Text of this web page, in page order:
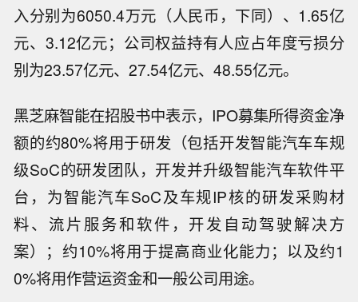
入分别为6050.4万元（人民币，下同）、1.65亿
元、3.12亿元；公司权益持有人应占年度亏损分
别为23.57亿元、27.54亿元、48.55亿元。
黑芝麻智能在招股书中表示，IPO募集所得资金净
额的约80%将用于研发（包括开发智能汽车车规
级SoC的研发团队，开发并升级智能汽车软件平
台，为智能汽车SoC及车规IP核的研发采购材
料、流片服务和软件，开发自动驾驶解决方
案）；约10%将用于提高商业化能力；以及约1
0%将用作营运资金和一般公司用途。